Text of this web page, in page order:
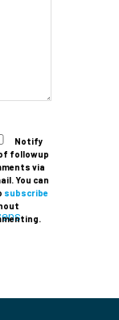
Notify
followup
via
You can
subscribe